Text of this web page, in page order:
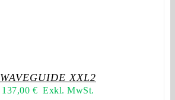
WAVEGUIDE XXL2
137,00 € Exkl. MwSt.